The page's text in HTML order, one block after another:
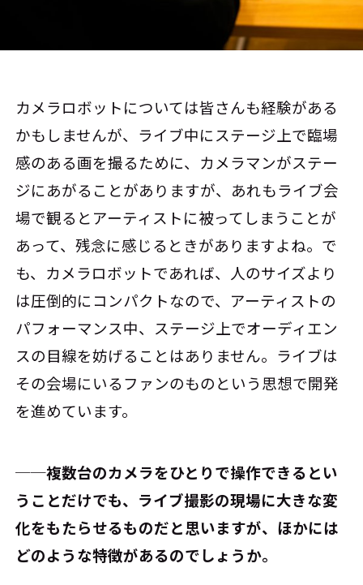
カメラロボットについては皆さんも経験がある
かもしませんが、ライブ中にステージ上で臨場
感のある画を撮るために、カメラマンがステー
ジにあがることがありますが、あれもライブ会
場で観るとアーティストに被ってしまうことが
あって、残念に感じるときがありますよね。で
も、カメラロボットであれば、人のサイズより
は圧倒的にコンパクトなので、アーティストの
パフォーマンス中、ステージ上でオーディエン
スの目線を妨げることはありません。ライブは
その会場にいるファンのものという思想で開発
を進めています。
──複数台のカメラをひとりで操作できるとい
うことだけでも、ライブ撮影の現場に大きな変
化をもたらせるものだと思いますが、ほかには
どのような特徴があるのでしょうか。